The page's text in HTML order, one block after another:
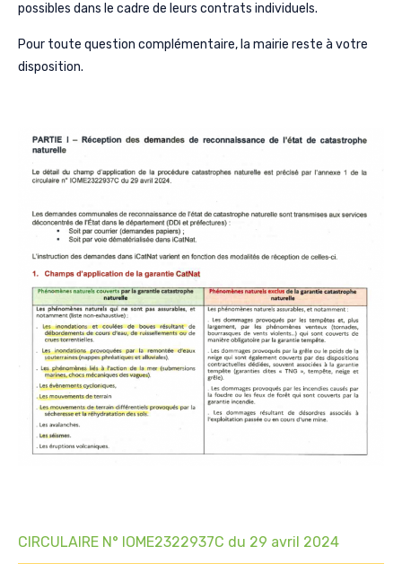
possibles dans le cadre de leurs contrats individuels.
Pour toute question complémentaire, la mairie reste à votre
disposition.
CIRCULAIRE N° IOME2322937C du 29 avril 2024